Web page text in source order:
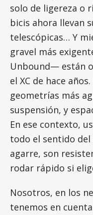
solo de ligereza o
bicis ahora llevan
telescópicas… Y
gravel más
Unbound— están
el XC de hace
geometrías más
suspensión, y
En ese contexto,
todo el sentido
agarre, son
rodar rápido si
Nosotros, en los
tenemos en